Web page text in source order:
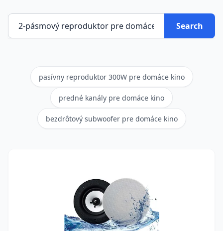
Search
pasívny reproduktor 300W pre domáce kino
predné kanály pre domáce kino
bezdrôtový subwoofer pre domáce kino